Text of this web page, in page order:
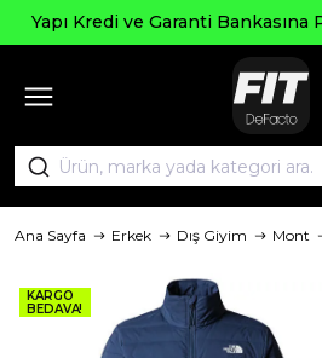
Kredi ve Garanti Bankasına
Ana Sayfa Erkek Dış Giyim Mont
KARGO
BEDAVA!